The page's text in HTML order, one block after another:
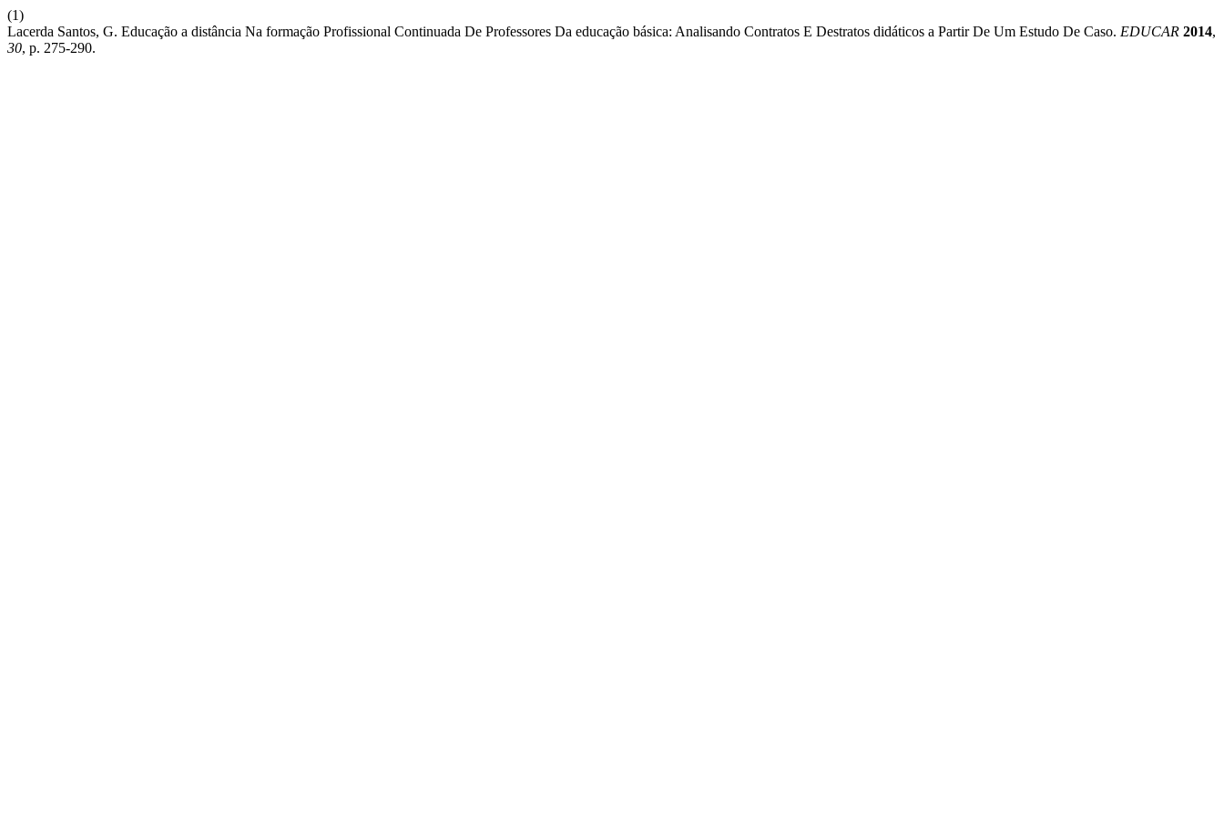
(1)
Lacerda Santos, G. Educação a distância Na formação Profissional Continuada De Professores Da educação básica: Analisando Contratos E Destratos didáticos a Partir De Um Estudo De Caso. EDUCAR 2014,
30, p. 275-290.